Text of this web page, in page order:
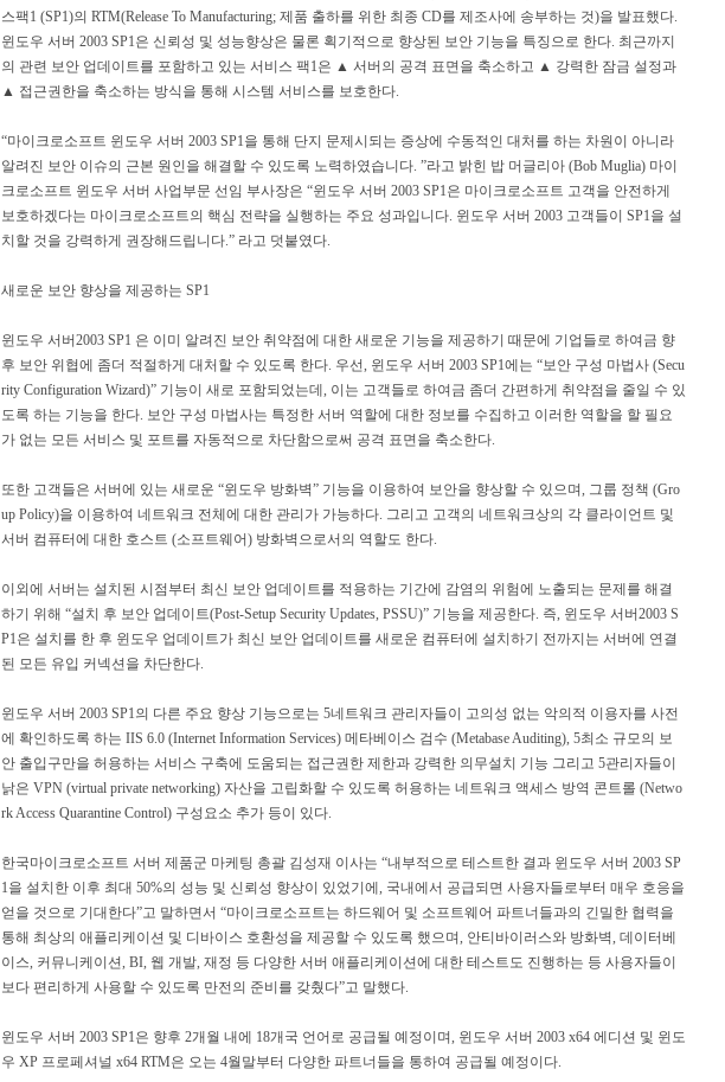
스팩1 (SP1)의 RTM(Release To Manufacturing; 제품 출하를 위한 최종 CD를 제조사에 송부하는 것)을 발표했다.
윈도우 서버 2003 SP1은 신뢰성 및 성능향상은 물론 획기적으로 향상된 보안 기능을 특징으로 한다. 최근까지
의 관련 보안 업데이트를 포함하고 있는 서비스 팩1은 ▲ 서버의 공격 표면을 축소하고 ▲ 강력한 잠금 설정과
▲ 접근권한을 축소하는 방식을 통해 시스템 서비스를 보호한다.
“마이크로소프트 윈도우 서버 2003 SP1을 통해 단지 문제시되는 증상에 수동적인 대처를 하는 차원이 아니라
알려진 보안 이슈의 근본 원인을 해결할 수 있도록 노력하였습니다. ”라고 밝힌 밥 머글리아 (Bob Muglia) 마이
크로소프트 윈도우 서버 사업부문 선임 부사장은 “윈도우 서버 2003 SP1은 마이크로소프트 고객을 안전하게
보호하겠다는 마이크로소프트의 핵심 전략을 실행하는 주요 성과입니다. 윈도우 서버 2003 고객들이 SP1을 설
치할 것을 강력하게 권장해드립니다.” 라고 덧붙였다.
새로운 보안 향상을 제공하는 SP1
윈도우 서버2003 SP1 은 이미 알려진 보안 취약점에 대한 새로운 기능을 제공하기 때문에 기업들로 하여금 향
후 보안 위협에 좀더 적절하게 대처할 수 있도록 한다. 우선, 윈도우 서버 2003 SP1에는 “보안 구성 마법사 (Secu
rity Configuration Wizard)” 기능이 새로 포함되었는데, 이는 고객들로 하여금 좀더 간편하게 취약점을 줄일 수 있
도록 하는 기능을 한다. 보안 구성 마법사는 특정한 서버 역할에 대한 정보를 수집하고 이러한 역할을 할 필요
가 없는 모든 서비스 및 포트를 자동적으로 차단함으로써 공격 표면을 축소한다.
또한 고객들은 서버에 있는 새로운 “윈도우 방화벽” 기능을 이용하여 보안을 향상할 수 있으며, 그룹 정책 (Gro
up Policy)을 이용하여 네트워크 전체에 대한 관리가 가능하다. 그리고 고객의 네트워크상의 각 클라이언트 및
서버 컴퓨터에 대한 호스트 (소프트웨어) 방화벽으로서의 역할도 한다.
이외에 서버는 설치된 시점부터 최신 보안 업데이트를 적용하는 기간에 감염의 위험에 노출되는 문제를 해결
하기 위해 “설치 후 보안 업데이트(Post-Setup Security Updates, PSSU)” 기능을 제공한다. 즉, 윈도우 서버2003 S
P1은 설치를 한 후 윈도우 업데이트가 최신 보안 업데이트를 새로운 컴퓨터에 설치하기 전까지는 서버에 연결
된 모든 유입 커넥션을 차단한다.
윈도우 서버 2003 SP1의 다른 주요 향상 기능으로는 5네트워크 관리자들이 고의성 없는 악의적 이용자를 사전
에 확인하도록 하는 IIS 6.0 (Internet Information Services) 메타베이스 검수 (Metabase Auditing), 5최소 규모의 보
안 출입구만을 허용하는 서비스 구축에 도움되는 접근권한 제한과 강력한 의무설치 기능 그리고 5관리자들이
낡은 VPN (virtual private networking) 자산을 고립화할 수 있도록 허용하는 네트워크 액세스 방역 콘트롤 (Netwo
rk Access Quarantine Control) 구성요소 추가 등이 있다.
한국마이크로소프트 서버 제품군 마케팅 총괄 김성재 이사는 “내부적으로 테스트한 결과 윈도우 서버 2003 SP
1을 설치한 이후 최대 50%의 성능 및 신뢰성 향상이 있었기에, 국내에서 공급되면 사용자들로부터 매우 호응을
얻을 것으로 기대한다”고 말하면서 “마이크로소프트는 하드웨어 및 소프트웨어 파트너들과의 긴밀한 협력을
통해 최상의 애플리케이션 및 디바이스 호환성을 제공할 수 있도록 했으며, 안티바이러스와 방화벽, 데이터베
이스, 커뮤니케이션, BI, 웹 개발, 재정 등 다양한 서버 애플리케이션에 대한 테스트도 진행하는 등 사용자들이
보다 편리하게 사용할 수 있도록 만전의 준비를 갖췄다”고 말했다.
윈도우 서버 2003 SP1은 향후 2개월 내에 18개국 언어로 공급될 예정이며, 윈도우 서버 2003 x64 에디션 및 윈도
우 XP 프로페셔널 x64 RTM은 오는 4월말부터 다양한 파트너들을 통하여 공급될 예정이다.